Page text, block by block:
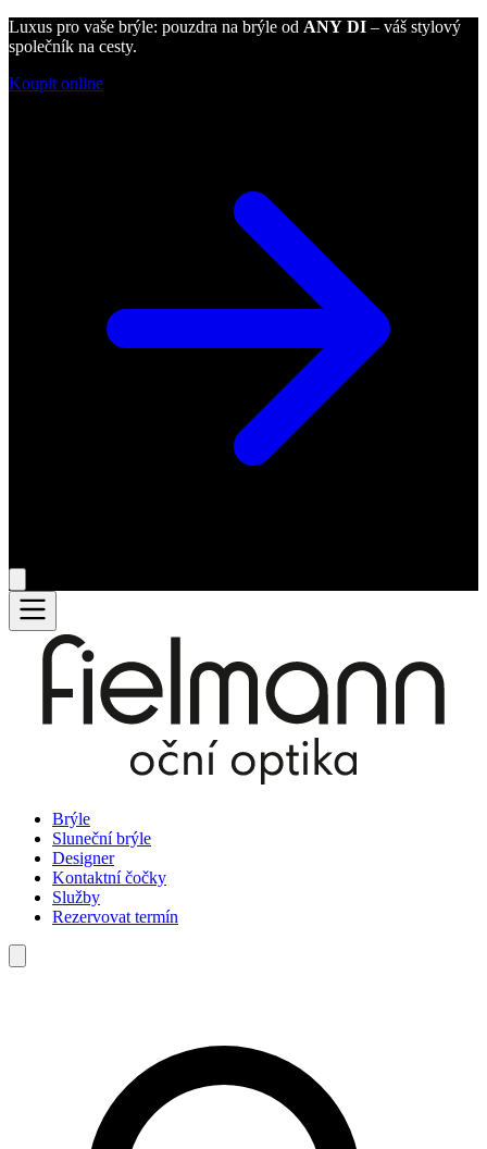
Luxus pro vaše brýle: pouzdra na brýle od ANY DI – váš stylový
společník na cesty.
Koupit online
Brýle
Sluneční brýle
Designer
Kontaktní čočky
Služby
Rezervovat termín